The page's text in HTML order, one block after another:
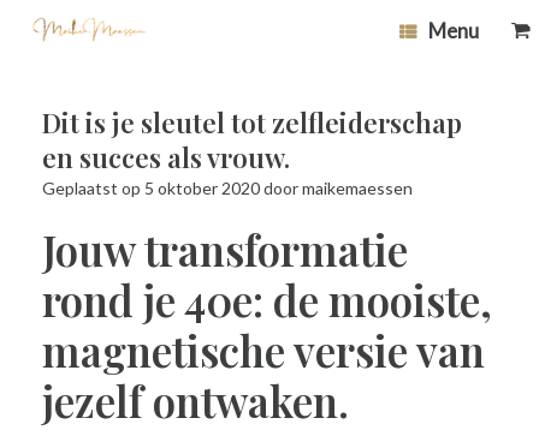
Menu
Dit is je sleutel tot zelfleiderschap
en succes als vrouw.
Geplaatst op 5 oktober 2020doormaikemaessen
Jouw transformatie
rond je 40e: de mooiste,
magnetische versie van
jezelf ontwaken.